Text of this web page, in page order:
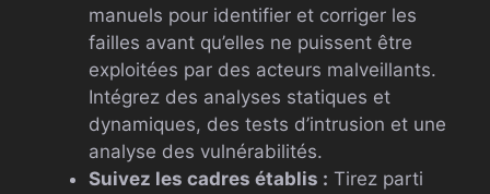
manuels pour identifier et corriger les
failles avant qu’elles ne puissent être
exploitées par des acteurs malveillants.
Intégrez des analyses statiques et
dynamiques, des tests d’intrusion et une
analyse des vulnérabilités.
Suivez les cadres établis : Tirez parti